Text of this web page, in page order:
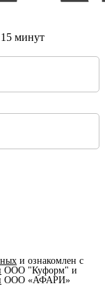
минут
и ознакомлен с
ООО "Куформ" и
ООО «АФАРИ»